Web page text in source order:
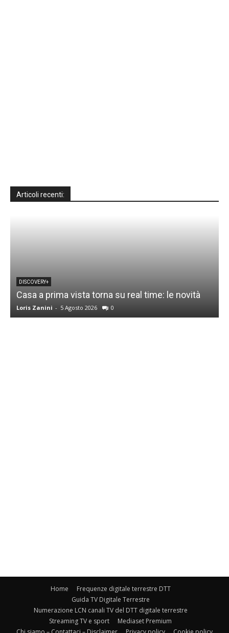
Articoli recenti:
DISCOVERY+
Casa a prima vista torna su real time: le novità
Loris Zanini - 5 Agosto 2026 0
Home
Frequenze digitale terrestre DTT
Guida TV Digitale Terrestre
Numerazione LCN canali TV del DTT digitale terrestre
Streaming TV e sport
Mediaset Premium